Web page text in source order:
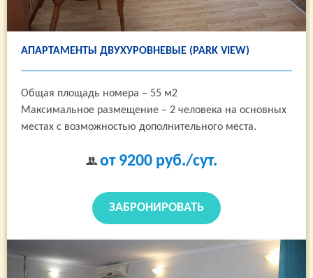
АПАРТАМЕНТЫ ДВУХУРОВНЕВЫЕ (PARK VIEW)
Общая площадь номера – 55 м2
Максимальное размещение – 2 человека на основных
местах с возможностью дополнительного места.
от 9200руб./сут.
ЗАБРОНИРОВАТЬ